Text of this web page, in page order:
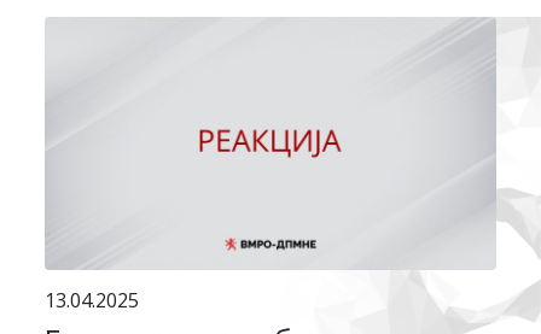
13.04.2025